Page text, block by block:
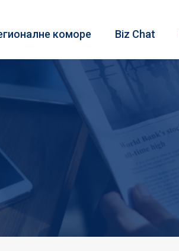
коморе Biz Chat